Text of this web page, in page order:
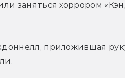
заняться хоррором
приложившая